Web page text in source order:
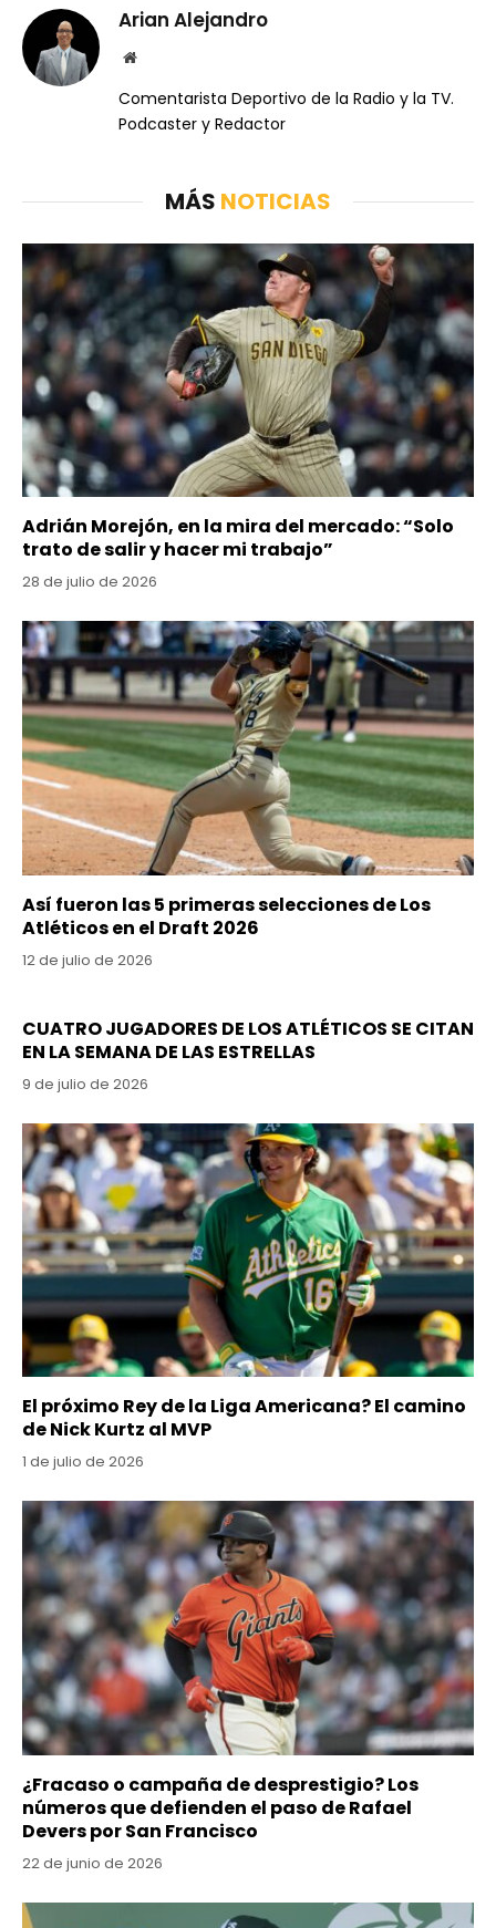
Arian Alejandro
Website
Comentarista Deportivo de la Radio y la TV.
Podcaster y Redactor
MÁS NOTICIAS
Adrián Morejón, en la mira del mercado: “Solo
trato de salir y hacer mi trabajo”
28 de julio de 2026
Así fueron las 5 primeras selecciones de Los
Atléticos en el Draft 2026
12 de julio de 2026
CUATRO JUGADORES DE LOS ATLÉTICOS SE CITAN
EN LA SEMANA DE LAS ESTRELLAS
9 de julio de 2026
El próximo Rey de la Liga Americana? El camino
de Nick Kurtz al MVP
1 de julio de 2026
¿Fracaso o campaña de desprestigio? Los
números que defienden el paso de Rafael
Devers por San Francisco
22 de junio de 2026